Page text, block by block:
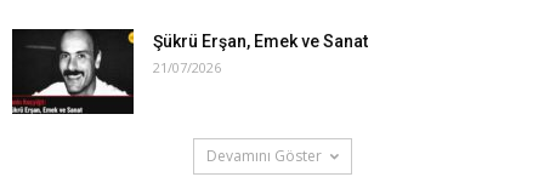
Şükrü Erşan, Emek ve Sanat
21/07/2026
Devamını Göster